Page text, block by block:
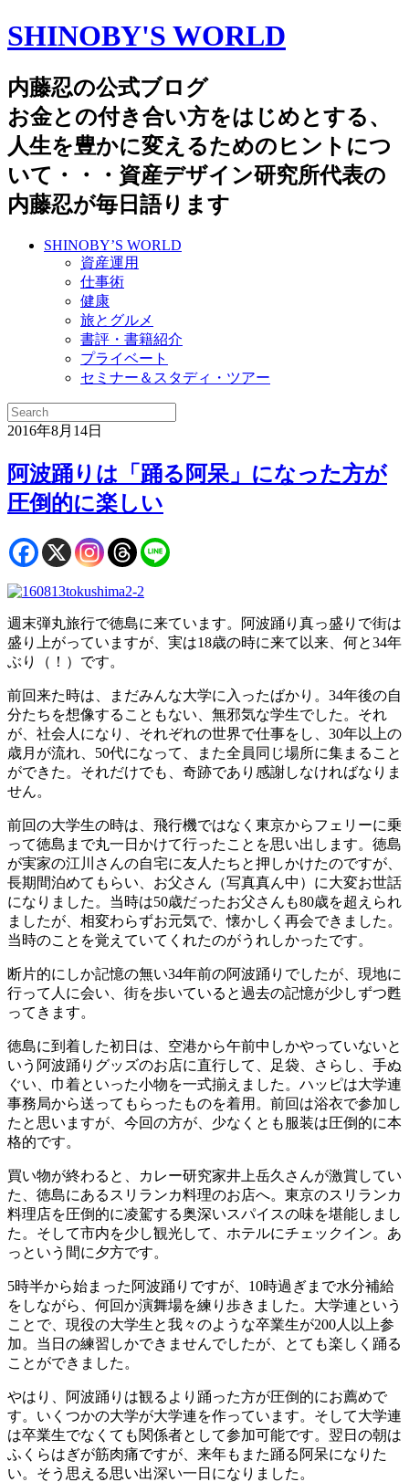
SHINOBY'S WORLD
内藤忍の公式ブログ
お金との付き合い方をはじめとする、
人生を豊かに変えるためのヒントにつ
いて・・・資産デザイン研究所代表の
内藤忍が毎日語ります
SHINOBY’S WORLD
資産運用
仕事術
健康
旅とグルメ
書評・書籍紹介
プライベート
セミナー＆スタディ・ツアー
2016年8月14日
阿波踊りは「踊る阿呆」になった方が
圧倒的に楽しい
週末弾丸旅行で徳島に来ています。阿波踊り真っ盛りで街は
盛り上がっていますが、実は18歳の時に来て以来、何と34年
ぶり（！）です。
前回来た時は、まだみんな大学に入ったばかり。34年後の自
分たちを想像することもない、無邪気な学生でした。それ
が、社会人になり、それぞれの世界で仕事をし、30年以上の
歳月が流れ、50代になって、また全員同じ場所に集まること
ができた。それだけでも、奇跡であり感謝しなければなりま
せん。
前回の大学生の時は、飛行機ではなく東京からフェリーに乗
って徳島まで丸一日かけて行ったことを思い出します。徳島
が実家の江川さんの自宅に友人たちと押しかけたのですが、
長期間泊めてもらい、お父さん（写真真ん中）に大変お世話
になりました。当時は50歳だったお父さんも80歳を超えられ
ましたが、相変わらずお元気で、懐かしく再会できました。
当時のことを覚えていてくれたのがうれしかったです。
断片的にしか記憶の無い34年前の阿波踊りでしたが、現地に
行って人に会い、街を歩いていると過去の記憶が少しずつ甦
ってきます。
徳島に到着した初日は、空港から午前中しかやっていないと
いう阿波踊りグッズのお店に直行して、足袋、さらし、手ぬ
ぐい、巾着といった小物を一式揃えました。ハッピは大学連
事務局から送ってもらったものを着用。前回は浴衣で参加し
たと思いますが、今回の方が、少なくとも服装は圧倒的に本
格的です。
買い物が終わると、カレー研究家井上岳久さんが激賞してい
た、徳島にあるスリランカ料理のお店へ。東京のスリランカ
料理店を圧倒的に凌駕する奥深いスパイスの味を堪能しまし
た。そして市内を少し観光して、ホテルにチェックイン。あ
っという間に夕方です。
5時半から始まった阿波踊りですが、10時過ぎまで水分補給
をしながら、何回か演舞場を練り歩きました。大学連という
ことで、現役の大学生と我々のような卒業生が200人以上参
加。当日の練習しかできませんでしたが、とても楽しく踊る
ことができました。
やはり、阿波踊りは観るより踊った方が圧倒的にお薦めで
す。いくつかの大学が大学連を作っています。そして大学連
は卒業生でなくても関係者として参加可能です。翌日の朝は
ふくらはぎが筋肉痛ですが、来年もまた踊る阿呆になりた
い。そう思える思い出深い一日になりました。